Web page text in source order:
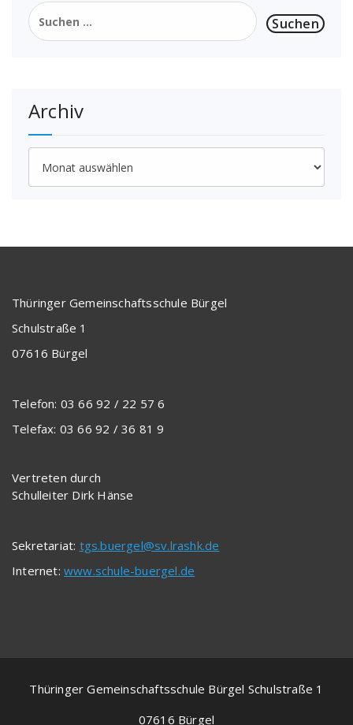
Suchen
nach:
Archiv
Thüringer Gemeinschaftsschule Bürgel
Schulstraße 1
07616 Bürgel
Telefon: 03 66 92 / 22 57 6
Telefax: 03 66 92 / 36 81 9
Vertreten durch
Schulleiter Dirk Hänse
Sekretariat: tgs.buergel@sv.lrashk.de
Internet: www.schule-buergel.de
Thüringer Gemeinschaftsschule Bürgel Schulstraße 1
07616 Bürgel